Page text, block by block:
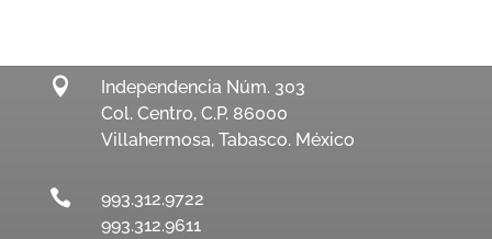

Independencia Núm. 303
Col. Centro, C.P. 86000
Villahermosa, Tabasco. México

993.312.9722
993.312.9611